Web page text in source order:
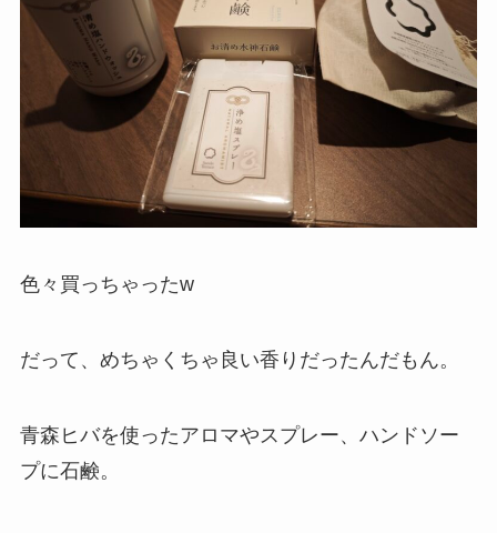
色々買っちゃったw
だって、めちゃくちゃ良い香りだったんだもん。
青森ヒバを使ったアロマやスプレー、ハンドソー
プに石鹸。